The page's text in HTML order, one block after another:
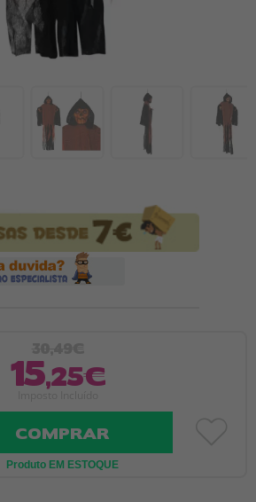
15,25€
COMPRAR
Produto EM ESTOQUE